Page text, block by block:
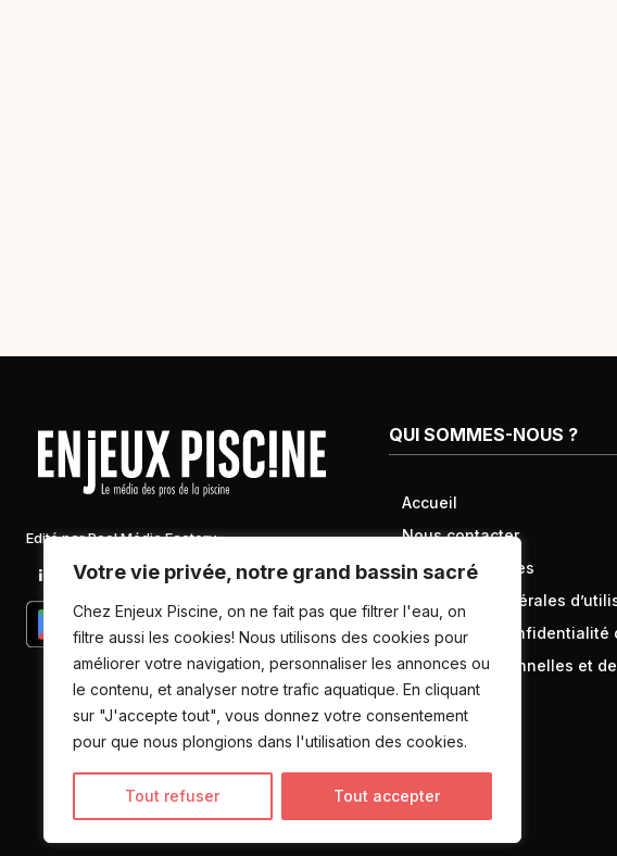
Votre vie privée, notre grand bassin sacré
Chez Enjeux Piscine, on ne fait pas que filtrer l'eau, on
filtre aussi les cookies! Nous utilisons des cookies pour
améliorer votre navigation, personnaliser les annonces ou
le contenu, et analyser notre trafic aquatique. En cliquant
sur "J'accepte tout", vous donnez votre consentement
pour que nous plongions dans l'utilisation des cookies.
Tout refuser Tout accepter
Edité par Pool Média Factory
Linkedin Newsletter
QUI SOMMES-NOUS ?
Accueil
Nous contacter
Mentions légales
Conditions générales
Politique de confidentialité
données personnelles et